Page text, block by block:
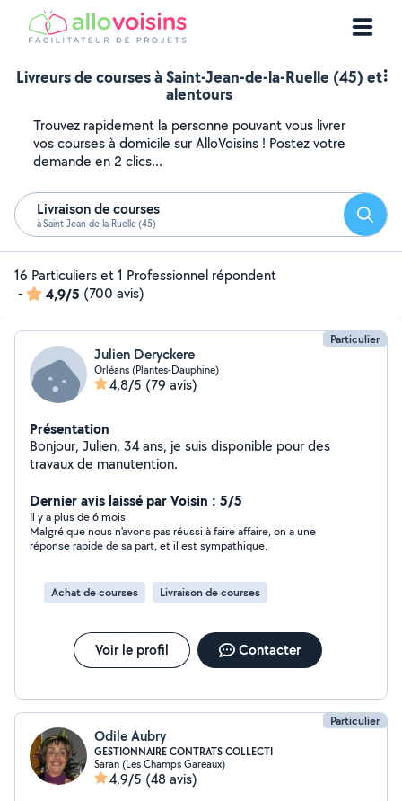
Livreurs de courses à Saint-Jean-de-la-Ruelle (45) et
alentours
Trouvez rapidement la personne pouvant vous livrer
vos courses à domicile sur AlloVoisins ! Postez votre
demande en 2 clics...
Livraison de courses
à Saint-Jean-de-la-Ruelle (45)
16 Particuliers et 1 Professionnel répondent
-
4,9/5 (700 avis)
Particulier
Julien Deryckere
Orléans (Plantes-Dauphine)
4,8/5 (79 avis)
Présentation
Bonjour, Julien, 34 ans, je suis disponible pour des
travaux de manutention.
Dernier avis laissé par Voisin : 5/5
Il y a plus de 6 mois
Malgré que nous n'avons pas réussi à faire affaire, on a une
réponse rapide de sa part, et il est sympathique.
Achat de courses Livraison de courses
Voir le profil Contacter
Particulier
Odile Aubry
GESTIONNAIRE CONTRATS COLLECTI
Saran (Les Champs Gareaux)
4,9/5 (48 avis)